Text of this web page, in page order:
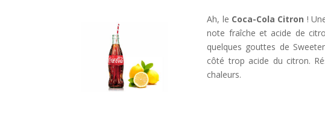
Ah, le Coca-Cola Citron !
note fraîche et acide de
quelques gouttes de
côté trop acide du citron.
chaleurs.